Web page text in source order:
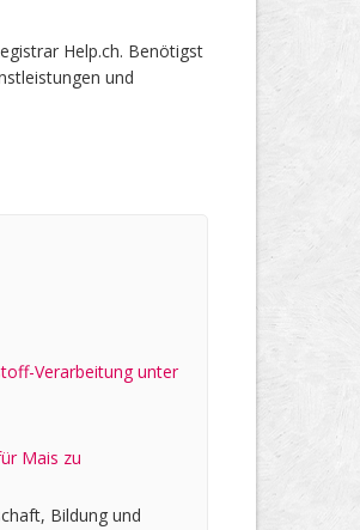
Help.ch. Benötigst
und
Verarbeitung unter
Mais zu
Bildung und